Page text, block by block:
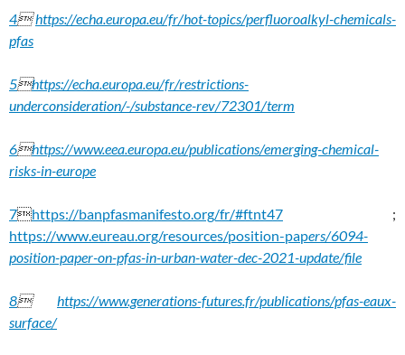
4https://echa.europa.eu/fr/hot-topics/perfluoroalkyl-chemicals-
pfas
5https://echa.europa.eu/fr/restrictions-
underconsideration/-/substance-rev/72301/term
6https://www.eea.europa.eu/publications/emerging-chemical-
risks-in-europe
7https://banpfasmanifesto.org/fr/#ftnt47 ;
https://www.eureau.org/resources/position-papers/6094-
position-paper-on-pfas-in-urban-water-dec-2021-update/file
8 https://www.generations-futures.fr/publications/pfas-eaux-
surface/